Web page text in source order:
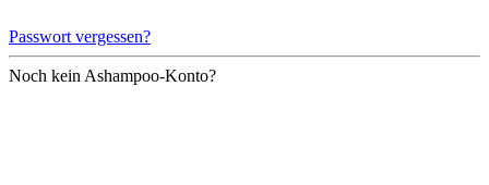
Passwort vergessen?
Noch kein Ashampoo-Konto?